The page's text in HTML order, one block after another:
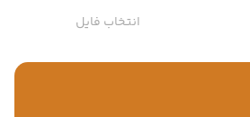
انتخاب فایل